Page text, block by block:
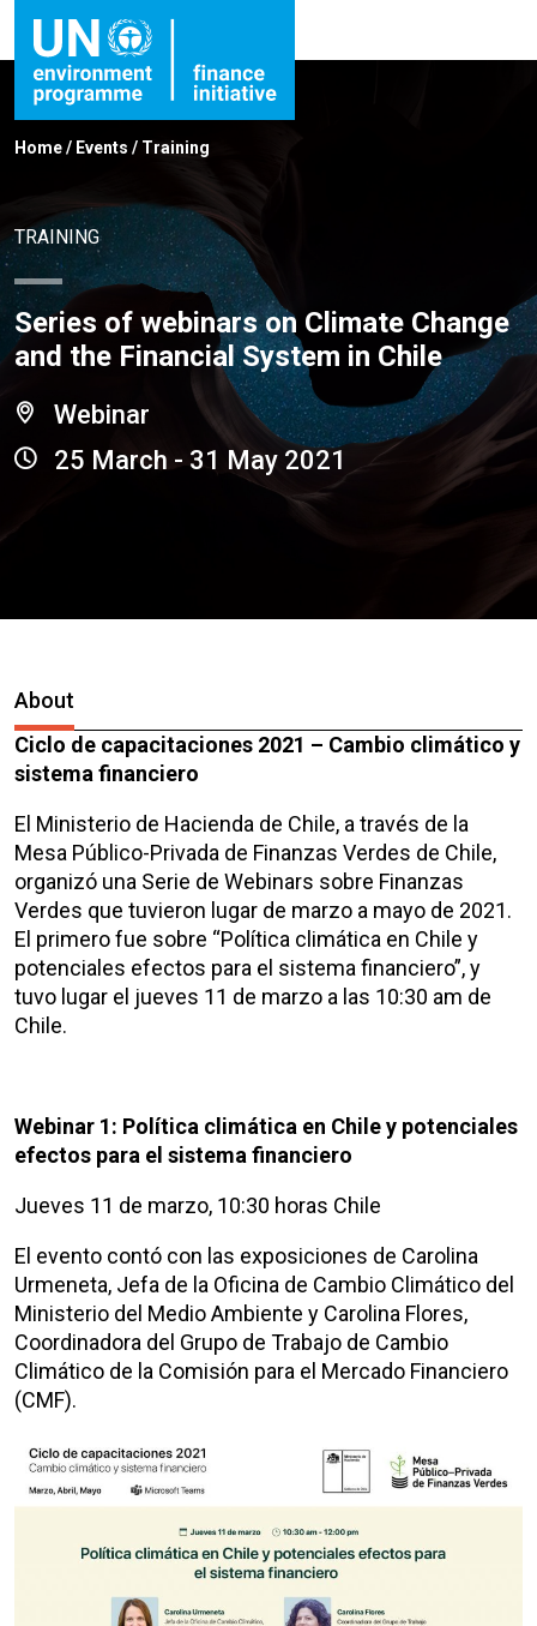
Home/ Events / Training
TRAINING
Series of webinars on Climate Change
and the Financial System in Chile
Webinar
25 March - 31 May 2021
About
Ciclo de capacitaciones 2021 – Cambio climático y
sistema financiero
El Ministerio de Hacienda de Chile, a través de la
Mesa Público-Privada de Finanzas Verdes de Chile,
organizó una Serie de Webinars sobre Finanzas
Verdes que tuvieron lugar de marzo a mayo de 2021.
El primero fue sobre “Política climática en Chile y
potenciales efectos para el sistema financiero”, y
tuvo lugar el jueves 11 de marzo a las 10:30 am de
Chile.
Webinar 1: Política climática en Chile y potenciales
efectos para el sistema financiero
Jueves 11 de marzo, 10:30 horas Chile
El evento contó con las exposiciones de Carolina
Urmeneta, Jefa de la Oficina de Cambio Climático del
Ministerio del Medio Ambiente y Carolina Flores,
Coordinadora del Grupo de Trabajo de Cambio
Climático de la Comisión para el Mercado Financiero
(CMF).